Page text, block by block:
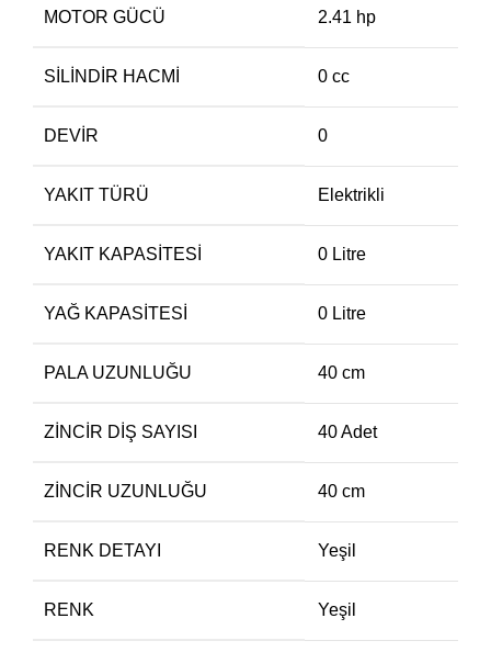
MOTOR GÜCÜ 2.41 hp
SILINDIR HACMI 0 cc
DEVIR 0
YAKIT TÜRÜ Elektrikli
YAKIT KAPASITESI 0 Litre
YAĞ KAPASITESI 0 Litre
PALA UZUNLUĞU 40 cm
ZINCIR DIŞ SAYISI 40 Adet
ZINCIR UZUNLUĞU 40 cm
RENK DETAYI Yeşil
RENK Yeşil